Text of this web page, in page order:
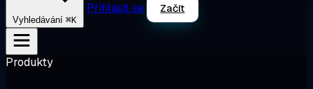
Vyhledávání ⌘K
Přihlásit se Začít
Produkty